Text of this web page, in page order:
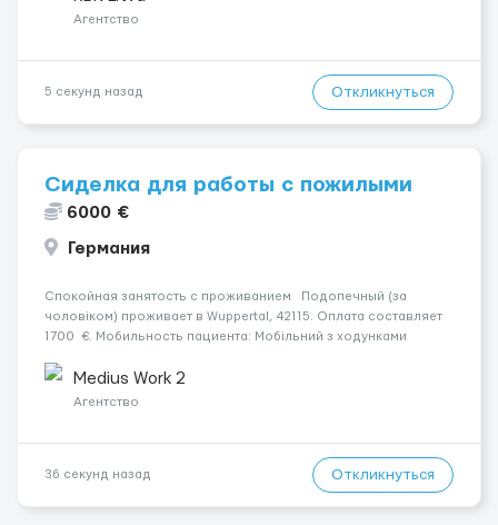
разгрузки...
Агентство
5 секунд назад Откликнуться
Сиделка для работы с пожилыми
6000 €
Германия
Спокойная занятость с проживанием Подопечный (за
чоловіком) проживает в Wuppertal, 42115. Оплата составляет
1700 €. Мобильность пациента: Мобільний з ходунками
розумі. Ночью: Іноді прокидається, не щодня. &nbs...
Medius Work 2
Агентство
36 секунд назад Откликнуться